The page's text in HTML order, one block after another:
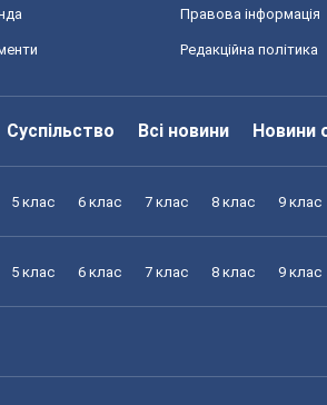
Правова інформація
Редакційна політика
Суспільство Всі новини Новини
5 клас 6 клас 7 клас 8 клас 9 клас
5 клас 6 клас 7 клас 8 клас 9 клас